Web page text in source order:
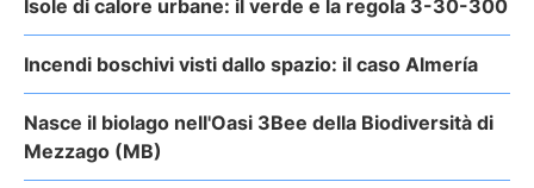
Isole di calore urbane: il verde e la regola 3-30-300
Incendi boschivi visti dallo spazio: il caso Almería
Nasce il biolago nell'Oasi 3Bee della Biodiversità di
Mezzago (MB)